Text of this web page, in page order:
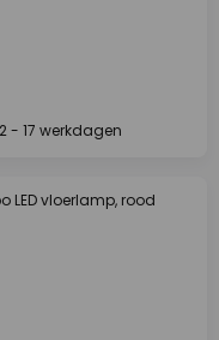
- 17 werkdagen
LED vloerlamp, rood